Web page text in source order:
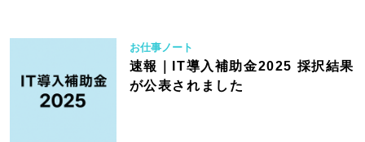
お仕事ノート
速報｜IT導入補助金2025 採択結果
が公表されました